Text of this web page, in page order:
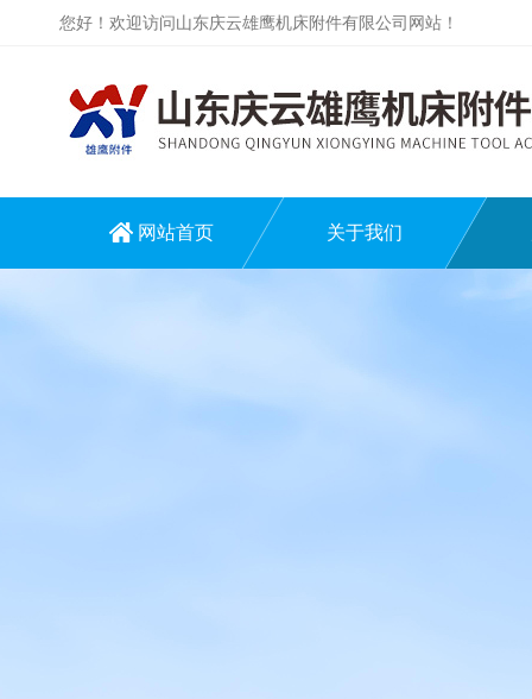
您好！欢迎访问山东庆云雄鹰机床附件有限公司网站！
网站首页 关于我们